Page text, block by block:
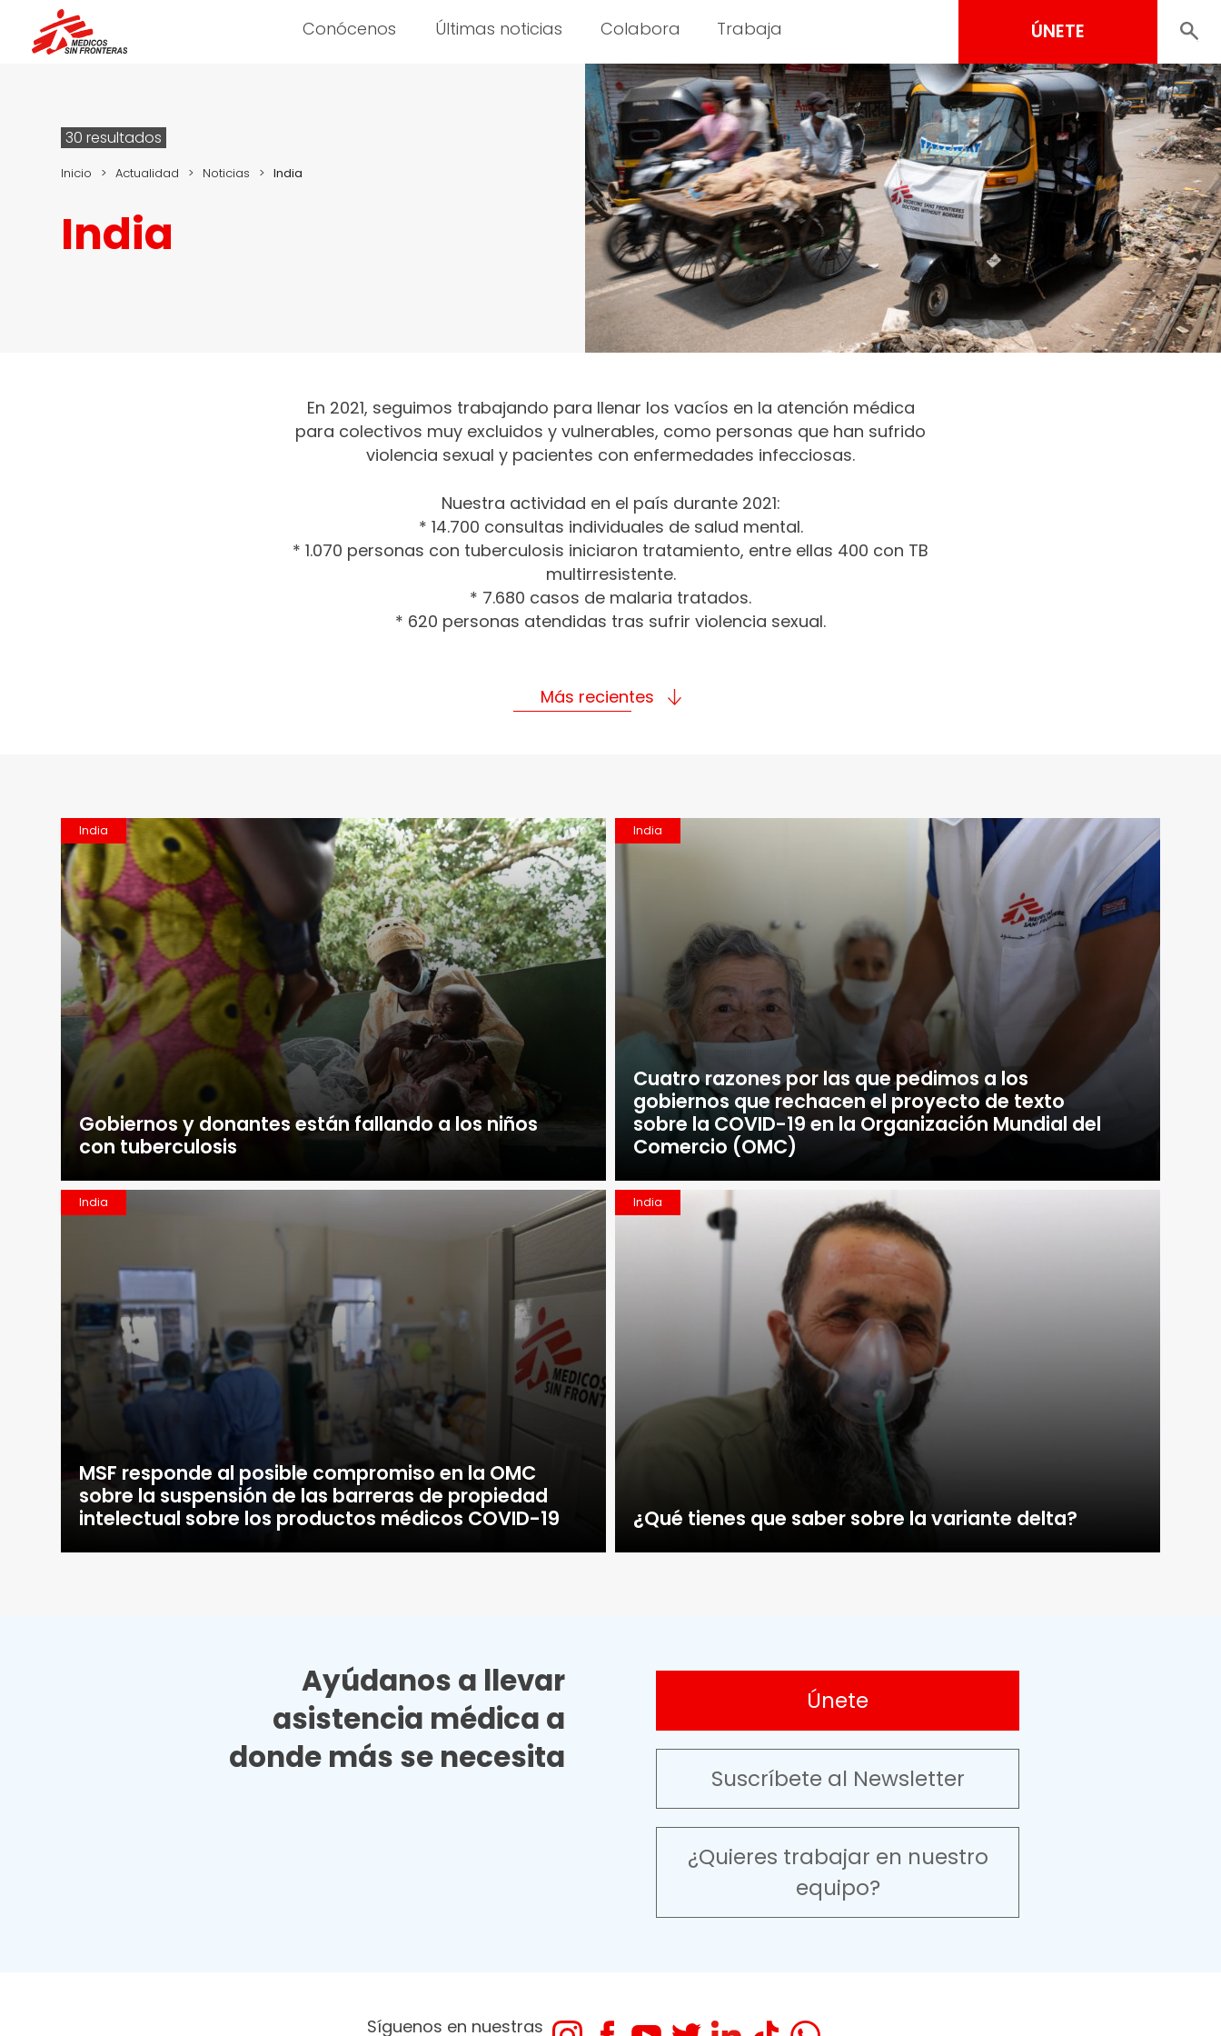
Conócenos Últimas noticias Colabora Trabaja ÚNETE
30 resultados
Inicio > Actualidad > Noticias > India
India
En 2021, seguimos trabajando para llenar los vacíos en la atención médica
para colectivos muy excluidos y vulnerables, como personas que han sufrido
violencia sexual y pacientes con enfermedades infecciosas.
Nuestra actividad en el país durante 2021:
* 14.700 consultas individuales de salud mental.
* 1.070 personas con tuberculosis iniciaron tratamiento, entre ellas 400 con TB
multirresistente.
* 7.680 casos de malaria tratados.
* 620 personas atendidas tras sufrir violencia sexual.
Más recientes
India
Gobiernos y donantes están fallando a los niños
con tuberculosis
India
Cuatro razones por las que pedimos a los
gobiernos que rechacen el proyecto de texto
sobre la COVID-19 en la Organización Mundial del
Comercio (OMC)
India
MSF responde al posible compromiso en la OMC
sobre la suspensión de las barreras de propiedad
intelectual sobre los productos médicos COVID-19
India
¿Qué tienes que saber sobre la variante delta?
Ayúdanos a llevar
asistencia médica a
donde más se necesita
Únete
Suscríbete al Newsletter
¿Quieres trabajar en nuestro
equipo?
Síguenos en nuestras